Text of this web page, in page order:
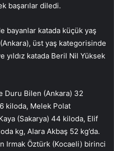
başarılar diledi.
bayanlar katada küçük yaş
üst yaş kategorisinde
yıldız katada Beril Nil Yüksek
Duru Bilen (Ankara) 32
kiloda, Melek Polat
(Sakarya) 44 kiloda, Elif
kg, Alara Akbaş 52 kg’da.
Irmak Öztürk (Kocaeli) birinci